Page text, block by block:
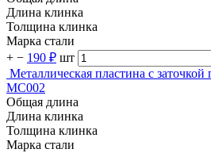
Длина клинка
Толщина клинка
Марка стали
+ − 190 ₽ шт
Металлическая пластина с
MC002
Общая длина
Длина клинка
Толщина клинка
Марка стали